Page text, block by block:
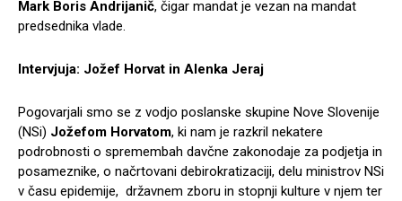
Mark Boris Andrijanič, čigar mandat je vezan na mandat
predsednika vlade.
Intervjuja: Jožef Horvat in Alenka Jeraj
Pogovarjali smo se z vodjo poslanske skupine Nove Slovenije
(NSi) Jožefom Horvatom, ki nam je razkril nekatere
podrobnosti o spremembah davčne zakonodaje za podjetja in
posameznike, o načrtovani debirokratizaciji, delu ministrov NSi
v času epidemije, državnem zboru in stopnji kulture v njem ter